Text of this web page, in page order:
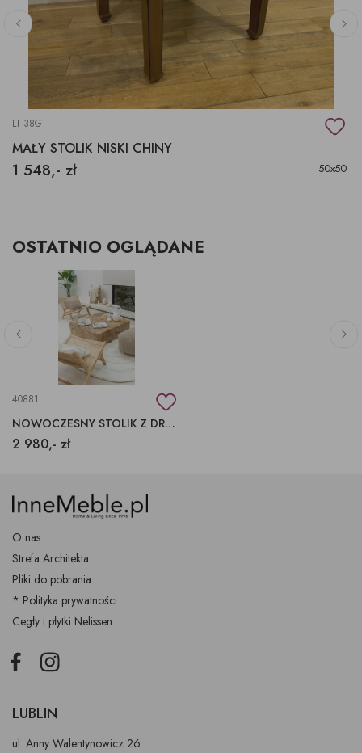
LT-38G
MAŁY STOLIK NISKI CHINY
1 548,- zł 50x50
OSTATNIO OGLĄDANE
40881
NOWOCZESNY STOLIK Z DREWNA EGZOTYCZMEGO
2 980,- zł
O nas
Strefa Architekta
Pliki do pobrania
* Polityka prywatności
Cegły i płytki Nelissen
FacebookInstagram
LUBLIN
ul. Anny Walentynowicz 26